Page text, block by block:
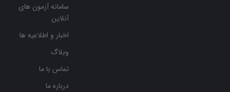
سامانه آزمون های
آنلاین
اخبار و اطلاعیه ها
وبلاگ
تماس با ما
درباره ما